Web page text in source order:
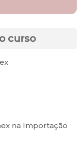
curso
na Importação